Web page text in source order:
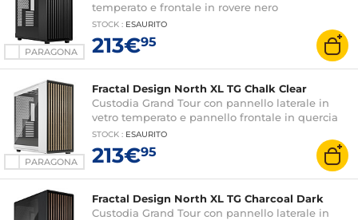
PARAGONA
temperato e frontale in rovere nero
STOCK : ESAURITO
213€95
PARAGONA
Fractal Design North XL TG Chalk Clear
Custodia Grand Tour con pannello laterale in
vetro temperato e pannello frontale in quercia
STOCK : ESAURITO
213€95
Fractal Design North XL TG Charcoal Dark
Custodia Grand Tour con pannello laterale in